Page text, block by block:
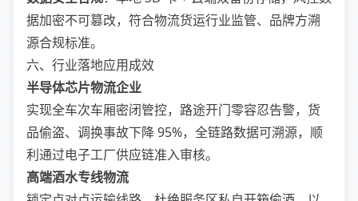
据加密不可篡改，符合物流货运行业监管、品牌方溯
源合规标准。
六、行业落地应用成效
半导体芯片物流企业
实现全车次车厢密闭管控，路途开门零容忍告警，货
品偷盗、调换事故下降 95%，全链路数据可溯源，顺
利通过电子工厂供应链准入审核。
高端酒水专线物流